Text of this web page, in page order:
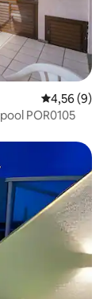
4,56 av 5 i
4,56 (9)
POR0105